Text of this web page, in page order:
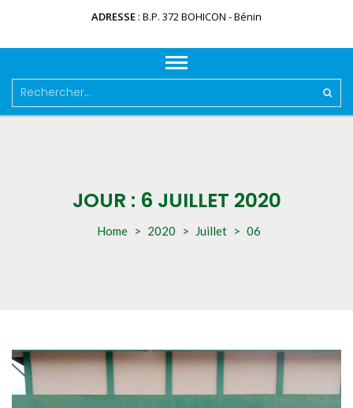
ADRESSE B.P. 372 BOHICON - Bénin
Rechercher :
JOUR : 6 JUILLET 2020
Home > 2020 > Juillet > 06